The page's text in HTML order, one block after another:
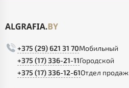
+375 (29) 621 31 70Мобильный
+375 (17) 336-21-11Городской
+375 (17) 336-12-61Отдел продаж